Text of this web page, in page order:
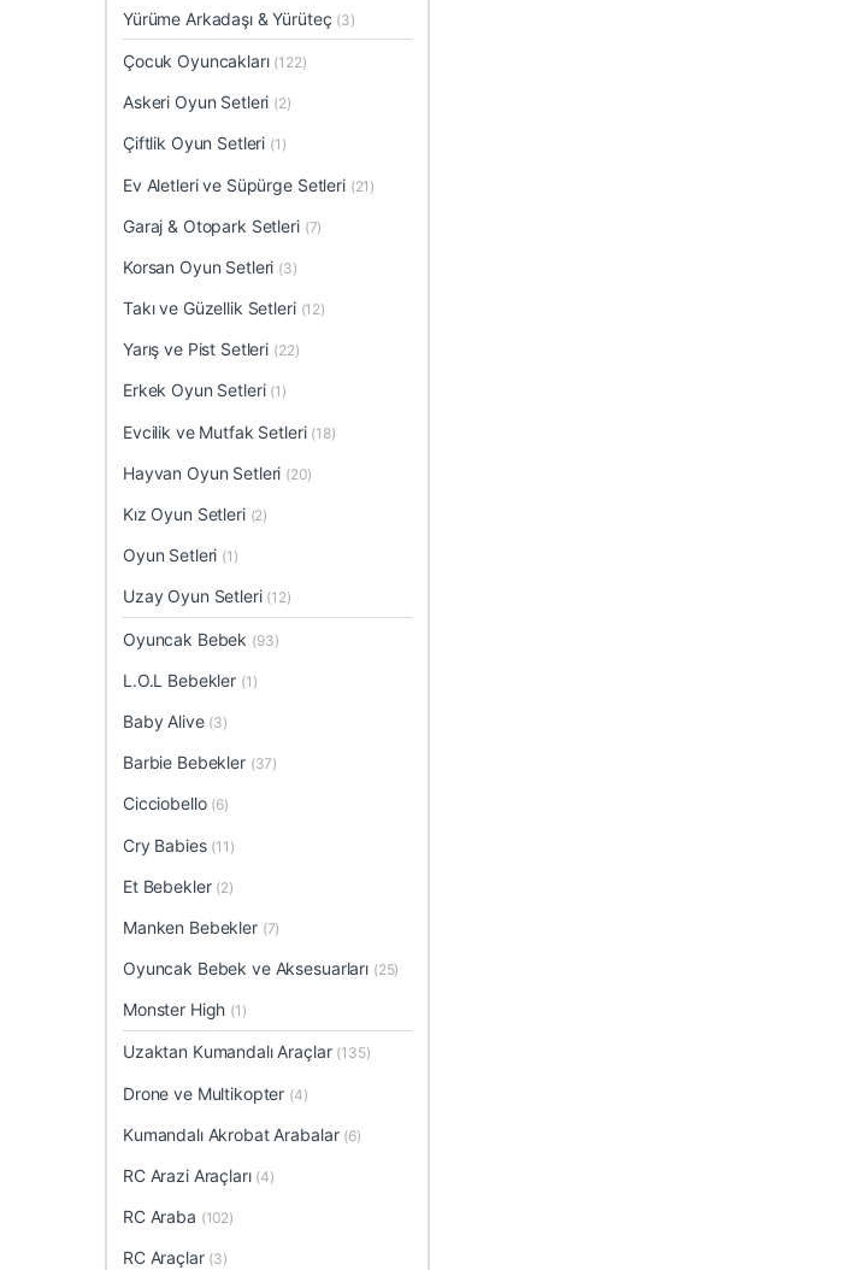
Yürüme Arkadaşı & Yürüteç (3)
Çocuk Oyuncakları (122)
Askeri Oyun Setleri (2)
Çiftlik Oyun Setleri (1)
Ev Aletleri ve Süpürge Setleri (21)
Garaj & Otopark Setleri (7)
Korsan Oyun Setleri (3)
Takı ve Güzellik Setleri (12)
Yarış ve Pist Setleri (22)
Erkek Oyun Setleri (1)
Evcilik ve Mutfak Setleri (18)
Hayvan Oyun Setleri (20)
Kız Oyun Setleri (2)
Oyun Setleri (1)
Uzay Oyun Setleri (12)
Oyuncak Bebek (93)
L.O.L Bebekler (1)
Baby Alive (3)
Barbie Bebekler (37)
Cicciobello (6)
Cry Babies (11)
Et Bebekler (2)
Manken Bebekler (7)
Oyuncak Bebek ve Aksesuarları (25)
Monster High (1)
Uzaktan Kumandalı Araçlar (135)
Drone ve Multikopter (4)
Kumandalı Akrobat Arabalar (6)
RC Arazi Araçları (4)
RC Araba (102)
RC Araçlar (3)